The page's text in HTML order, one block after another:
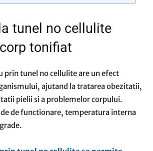
tunel no cellulite
tonifiat
prin tunel no cellulite are un efect
ajutand la tratarea obezitatii,
pielii si a problemelor corpului.
de functionare, temperatura interna